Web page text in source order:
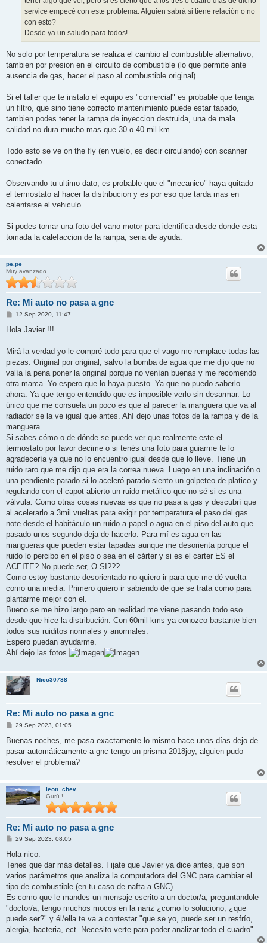
service empecé con este problema. Alguien sabrá si tiene relación o no
con esto?
Desde ya un saludo para todos!
No solo por temperatura se realiza el cambio al combustible alternativo,
tambien por presion en el circuito de combustible (lo que permite ante
ausencia de gas, hacer el paso al combustible original).
Si el taller que te instalo el equipo es "comercial" es probable que tenga
un filtro, que sino tiene correcto mantenimiento puede estar tapado,
tambien podes tener la rampa de inyeccion destruida, una de mala
calidad no dura mucho mas que 30 o 40 mil km.
Todo esto se ve on the fly (en vuelo, es decir circulando) con scanner
conectado.
Observando tu ultimo dato, es probable que el "mecanico" haya quitado
el termostato al hacer la distribucion y es por eso que tarda mas en
calentarse el vehiculo.
Si podes tomar una foto del vano motor para identifica desde donde esta
tomada la calefaccion de la rampa, seria de ayuda.
pe.pe
Muy avanzado
Re: Mi auto no pasa a gnc
M
n
j
12 Sep 2020, 11:47
Hola Javier !!!
Mirá la verdad yo le compré todo para que el vago me remplace todas las
piezas. Original por original, salvo la bomba de agua que me dijo que no
valía la pena poner la original porque no venían buenas y me recomendó
otra marca. Yo espero que lo haya puesto. Ya que no puedo saberlo
ahora. Ya que tengo entendido que es imposible verlo sin desarmar. Lo
único que me consuela un poco es que al parecer la manguera que va al
radiador se la ve igual que antes. Ahí dejo unas fotos de la rampa y de la
manguera.
Si sabes cómo o de dónde se puede ver que realmente este el
termostato por favor decime o si tenés una foto para guiarme te lo
agradecería ya que no lo encuentro igual desde que lo lleve. Tiene un
ruido raro que me dijo que era la correa nueva. Luego en una inclinación o
una pendiente parado si lo aceleró parado siento un golpeteo de platico y
regulando con el capot abierto un ruido metálico que no sé si es una
válvula. Como otras cosas nuevas es que no pasa a gas y descubrí que
al acelerarlo a 3mil vueltas para exigir por temperatura el paso del gas
note desde el habitáculo un ruido a papel o agua en el piso del auto que
pasado unos segundo deja de hacerlo. Para mí es agua en las
mangueras que pueden estar tapadas aunque me desorienta porque el
ruido lo percibo en el piso o sea en el cárter y si es el carter ES el
ACEITE? No puede ser, O SI???
Como estoy bastante desorientado no quiero ir para que me dé vuelta
como una media. Primero quiero ir sabiendo de que se trata como para
plantarme mejor con el.
Bueno se me hizo largo pero en realidad me viene pasando todo eso
desde que hice la distribución. Con 60mil kms ya conozco bastante bien
todos sus ruiditos normales y anormales.
Espero puedan ayudarme.
Ahí dejo las fotos.
Nico30788
Re: Mi auto no pasa a gnc
M
n
a
j
29 Sep 2023, 01:05
Buenas noches, me pasa exactamente lo mismo hace unos días dejo de
pasar automáticamente a gnc tengo un prisma 2018joy, alguien pudo
resolver el problema?
leon_chev
Gurú !
Re: Mi auto no pasa a gnc
M
n
a
j
29 Sep 2023, 08:05
Hola nico.
Tenes que dar más detalles. Fijate que Javier ya dice antes, que son
varios parámetros que analiza la computadora del GNC para cambiar el
tipo de combustible (en tu caso de nafta a GNC).
Es como que le mandes un mensaje escrito a un doctor/a, preguntandole
"doctor/a, tengo muchos mocos en la nariz ¿como lo soluciono, ¿que
puede ser?" y él/ella te va a contestar "que se yo, puede ser un resfrío,
alergia, bacteria, ect. Necesito verte para poder analizar todo el cuadro"